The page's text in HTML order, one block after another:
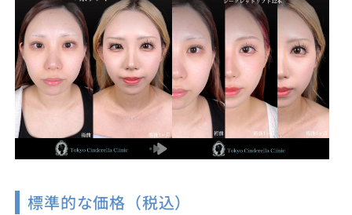
標準的な価格（税込）